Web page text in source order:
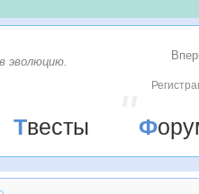
эволюцию.
Твесты